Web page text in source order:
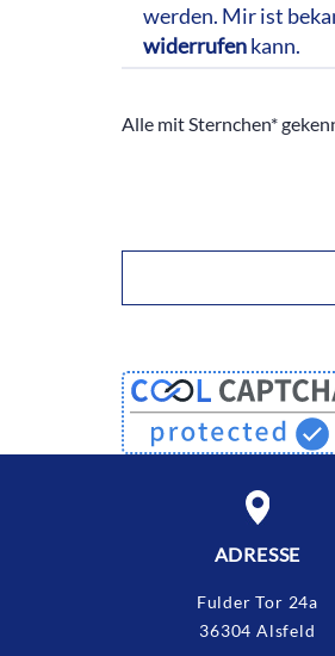
werden. Mir ist
widerrufenkann.
Alle mit Sternchen*
ADRESSE
Fulder Tor 24a
36304 Alsfeld